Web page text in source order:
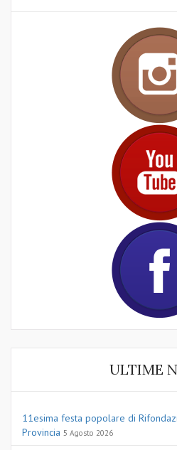
ULTIME
11esima festa popolare di
Provincia 5 Agosto 2026